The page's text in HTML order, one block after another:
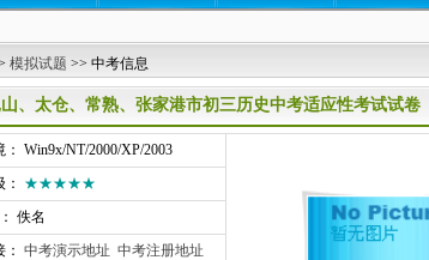
模拟试题 >> 中考信息
山、太仓、常熟、张家港市初三历史中考适应性考试试卷
Win9x/NT/2000/XP/2003
★★★★★
佚名
中考演示地址 中考注册地址